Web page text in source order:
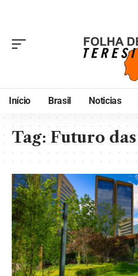
Início Brasil Noticias
Tag:Futuro